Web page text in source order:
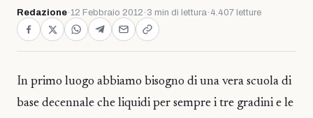
Redazione·12 Febbraio 2012 · 3 min di lettura· 4.407 letture
In primo luogo abbiamo bisogno di una vera scuola di
base decennale che liquidi per sempre i tre gradini e le